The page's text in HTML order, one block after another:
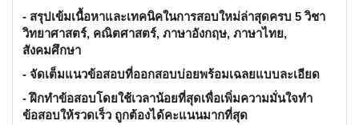
- สรุปเข้มเนื้อหาและเทคนิคในการสอบใหม่ล่าสุดครบ 5 วิชา
วิทยาศาสตร์, คณิตศาสตร์, ภาษาอังกฤษ, ภาษาไทย,
สังคมศึกษา
- จัดเต็มแนวข้อสอบที่ออกสอบบ่อยพร้อมเฉลยแบบละเอียด
- ฝึกทำข้อสอบโดยใช้เวลาน้อยที่สุดเพื่อเพิ่มความมั่นใจทำ
ข้อสอบให้รวดเร็ว ถูกต้องได้คะแนนมากที่สุด